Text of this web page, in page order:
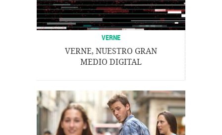
VERNE
VERNE, NUESTRO GRAN
MEDIO DIGITAL